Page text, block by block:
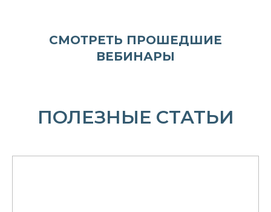
СМОТРЕТЬ ПРОШЕДШИЕ
ВЕБИНАРЫ
ПОЛЕЗНЫЕ СТАТЬИ